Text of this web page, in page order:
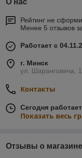
Рейтинг не
Менее 5 отзывов
Работает с
г. Минск
ул. Шаранговича,
Контакты
Сегодня
Показать весь
Отзывы о магазине